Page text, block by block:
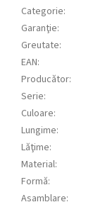
Categorie:
Garanţie:
Greutate:
EAN:
Producător:
Serie:
Culoare:
Lungime:
Lăţime:
Material:
Formă:
Asamblare: